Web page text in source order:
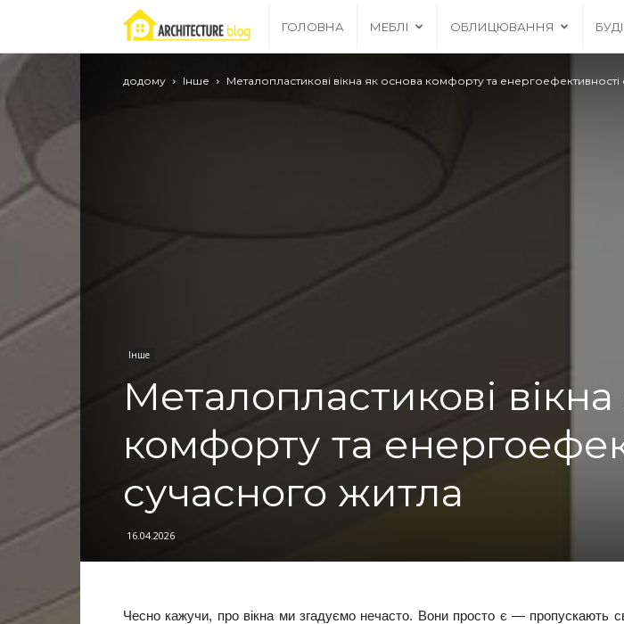
Archgrid
–
ГОЛОВНА МЕБЛІ ОБЛИЦЮВАННЯ
додому Інше Металопластикові вікна як основа комфорту та енергоефективності
Інше
Металопластикові
комфорту та
сучасного житла
16.04.2026
Чесно кажучи, про вікна ми згадуємо нечасто. Вони просто є — пропускають